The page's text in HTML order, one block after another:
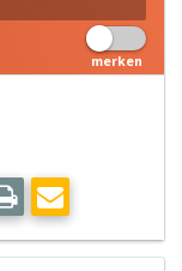
merken